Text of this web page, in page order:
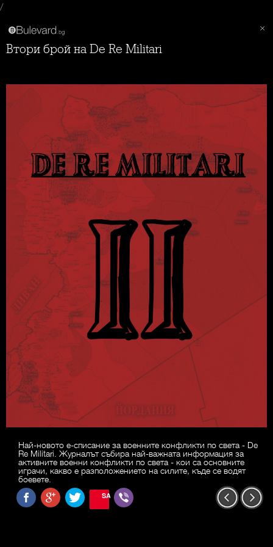
/
Втори брой на De Re Militari
Най-новото е-списание за военните конфликти по света - De
Re Militari. Журналът събира най-важната информация за
активните военни конфликти по света - кои са основните
играчи, какво е разположението на силите, къде се водят
боевете.
SAVE